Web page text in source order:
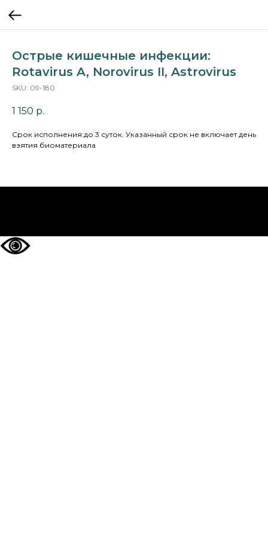
Острые кишечные инфекции:
Rotavirus A, Norovirus II, Astrovirus
SKU: 09-180
1 150 р.
Cрок исполнения:до 3 суток. Указанный срок не включает день
взятия биоматериала